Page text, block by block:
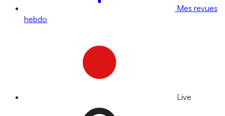
Mes revues
hebdo
Live